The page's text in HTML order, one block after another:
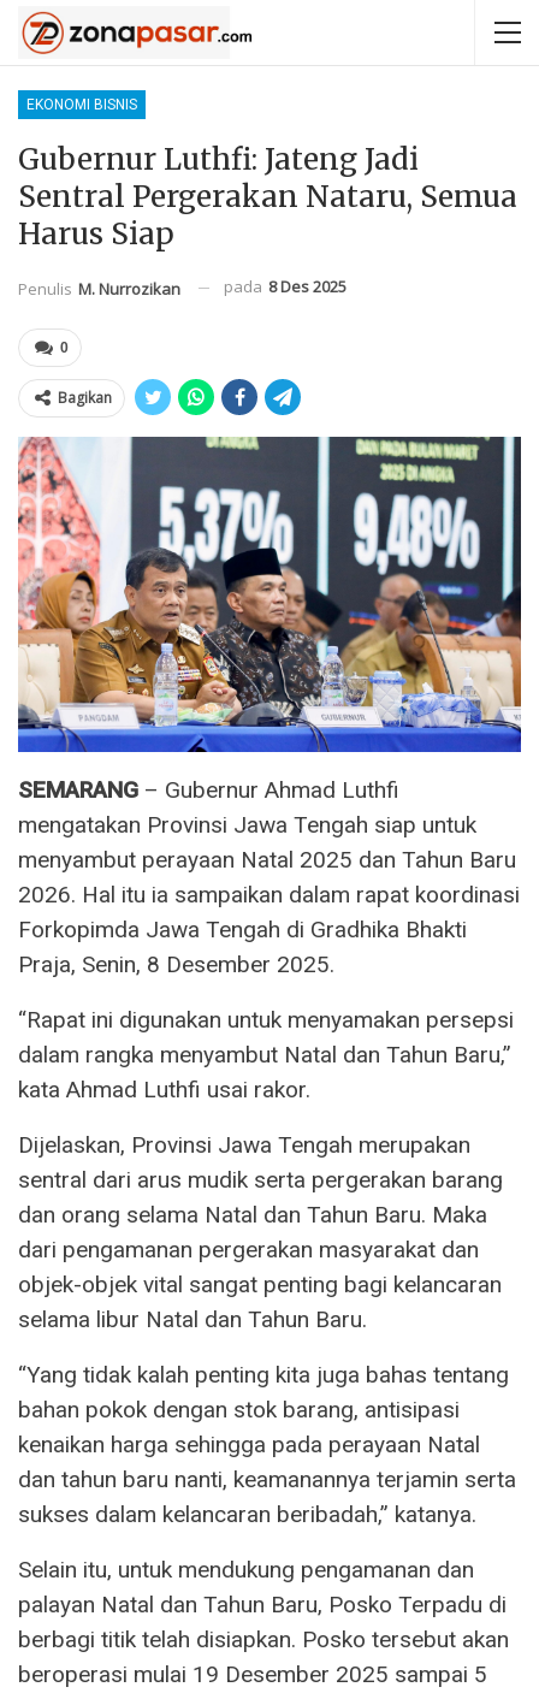
EKONOMI BISNIS
Gubernur Luthfi: Jateng Jadi
Sentral Pergerakan Nataru, Semua
Harus Siap
Penulis M. Nurrozikan pada 8 Des 2025
0
Bagikan
SEMARANG – Gubernur Ahmad Luthfi
mengatakan Provinsi Jawa Tengah siap untuk
menyambut perayaan Natal 2025 dan Tahun Baru
2026. Hal itu ia sampaikan dalam rapat koordinasi
Forkopimda Jawa Tengah di Gradhika Bhakti
Praja, Senin, 8 Desember 2025.
“Rapat ini digunakan untuk menyamakan persepsi
dalam rangka menyambut Natal dan Tahun Baru,”
kata Ahmad Luthfi usai rakor.
Dijelaskan, Provinsi Jawa Tengah merupakan
sentral dari arus mudik serta pergerakan barang
dan orang selama Natal dan Tahun Baru. Maka
dari pengamanan pergerakan masyarakat dan
objek-objek vital sangat penting bagi kelancaran
selama libur Natal dan Tahun Baru.
“Yang tidak kalah penting kita juga bahas tentang
bahan pokok dengan stok barang, antisipasi
kenaikan harga sehingga pada perayaan Natal
dan tahun baru nanti, keamanannya terjamin serta
sukses dalam kelancaran beribadah,” katanya.
Selain itu, untuk mendukung pengamanan dan
palayan Natal dan Tahun Baru, Posko Terpadu di
berbagi titik telah disiapkan. Posko tersebut akan
beroperasi mulai 19 Desember 2025 sampai 5